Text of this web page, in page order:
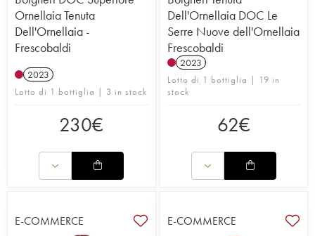
Ornellaia Tenuta
Dell'Ornellaia -
Frescobaldi
2023
Lotto di 1 bottiglia | 3 in stock
230€
Dell'Ornellaia DOC Le
Serre Nuove dell'Ornellaia
Frescobaldi
2023
Lotto di 1 bottiglia | 19 in
stock
62€
E-COMMERCE E-COMMERCE